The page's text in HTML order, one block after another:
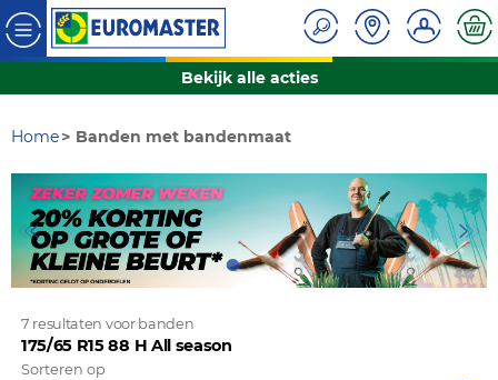
Bekijk alle acties
Home Banden met bandenmaat
7 resultaten voor banden
175/65 R15 88 H All season
Sorteren op